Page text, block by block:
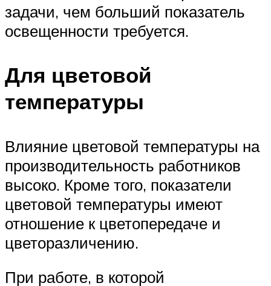
задачи, чем больший показатель
освещенности требуется.
Для цветовой
температуры
Влияние цветовой температуры на
производительность работников
высоко. Кроме того, показатели
цветовой температуры имеют
отношение к цветопередаче и
цветоразличению.
При работе, в которой